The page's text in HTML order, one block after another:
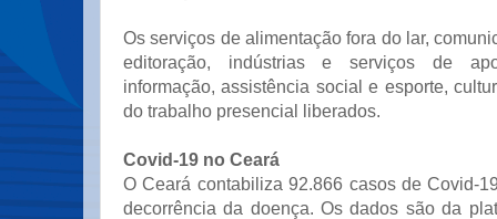
Os serviços de alimentação fora do lar,
editoração, indústrias e serviços de
informação, assistência social e esporte,
do trabalho presencial liberados.
Covid-19 no Ceará
O Ceará contabiliza 92.866 casos de Covid-
decorrência da doença. Os dados são da